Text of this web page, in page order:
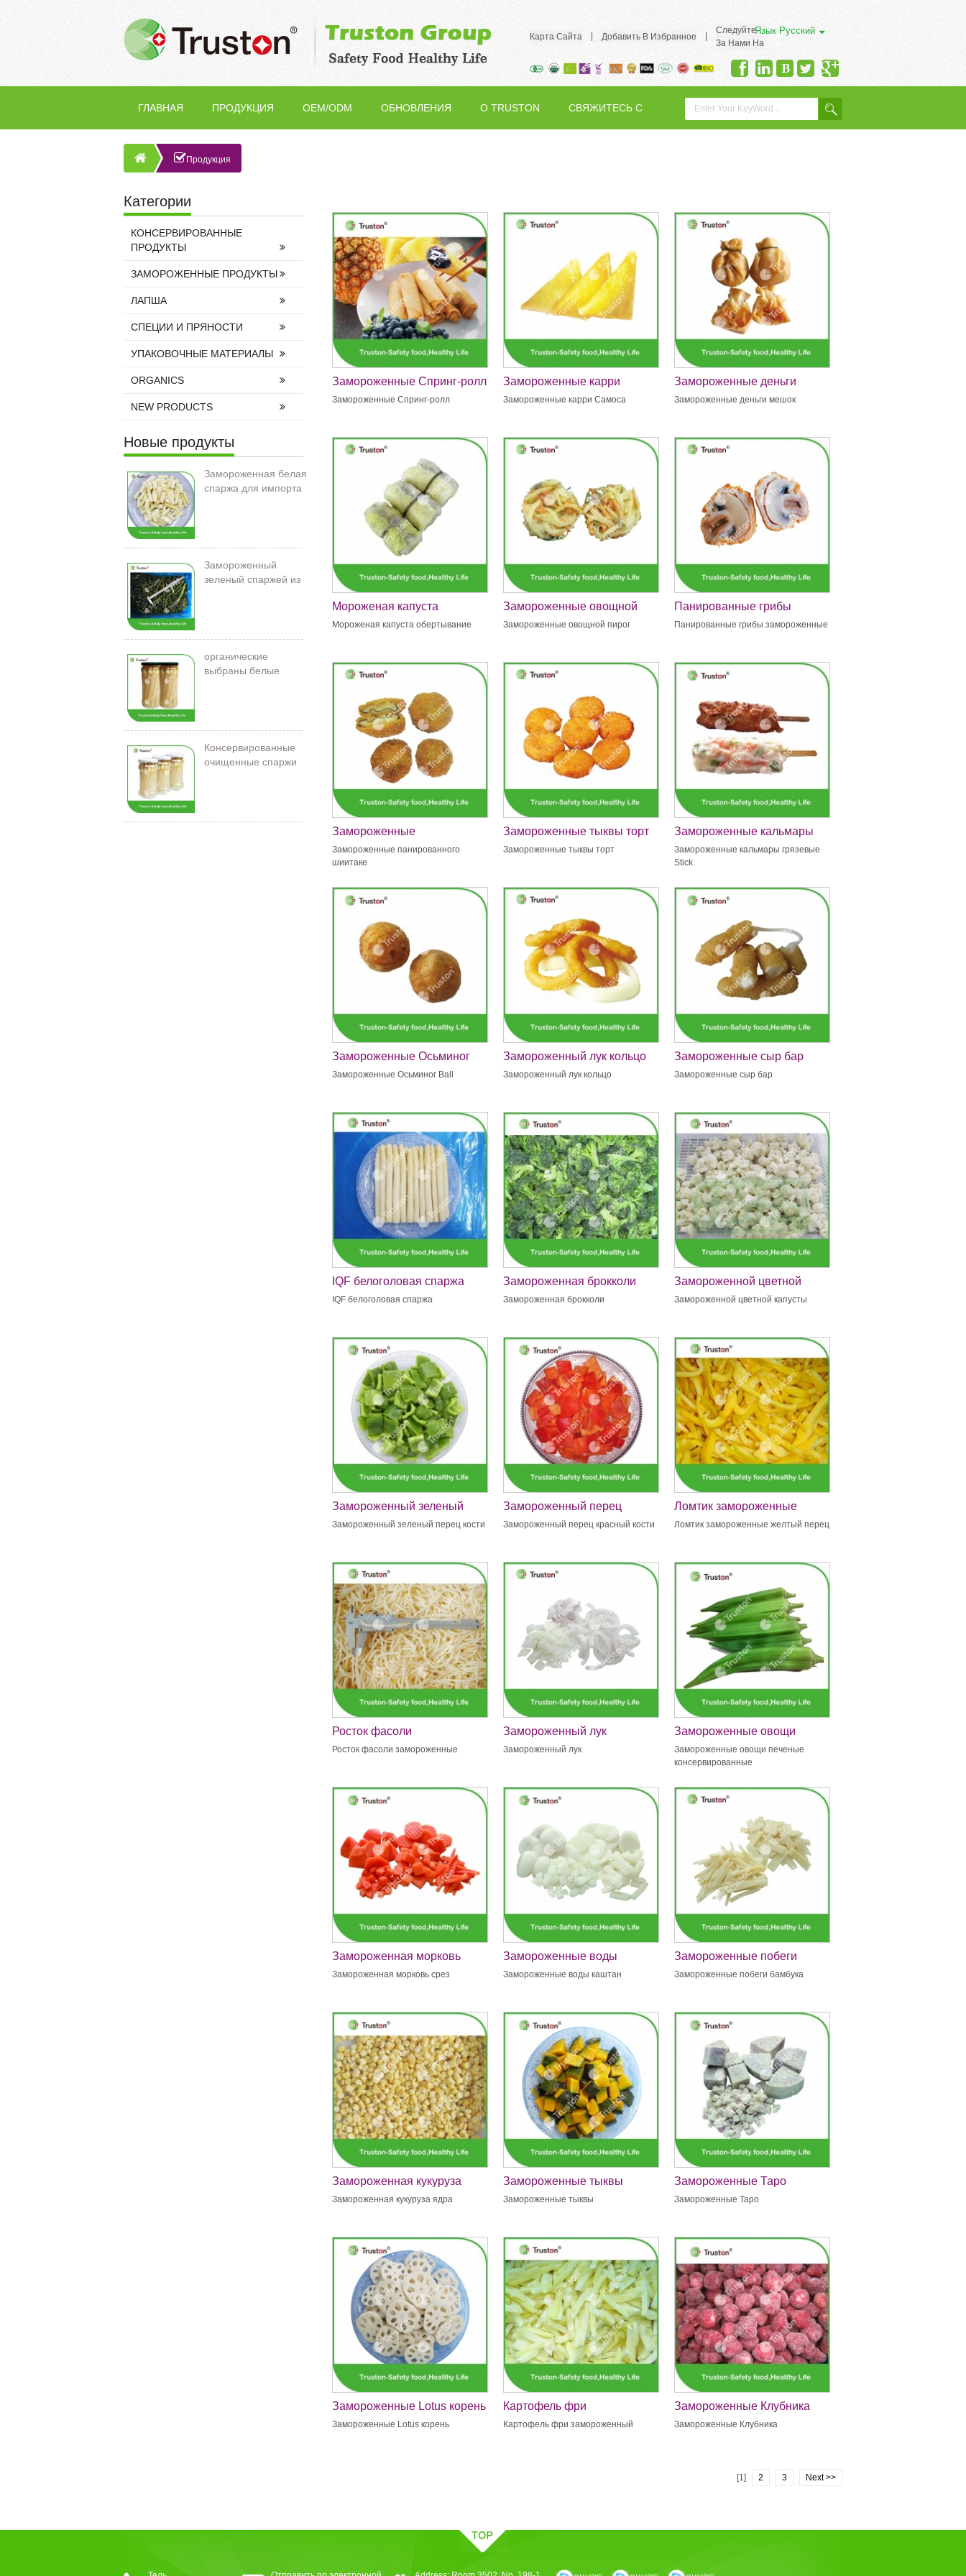
Карта Сайта Добавить В Избранное
Следуйте
За Нами На
Язык Русский
ГЛАВНАЯ ПРОДУКЦИЯ OEM/ODM ОБНОВЛЕНИЯ О TRUSTON СВЯЖИТЕСЬ С
Продукция
Категории
КОНСЕРВИРОВАННЫЕ
ПРОДУКТЫ
ЗАМОРОЖЕННЫЕ ПРОДУКТЫ
ЛАПША
СПЕЦИИ И ПРЯНОСТИ
УПАКОВОЧНЫЕ МАТЕРИАЛЫ
ORGANICS
NEW PRODUCTS
Новые продукты
Замороженная белая
спаржа для импорта
Замороженный
зеленый спаржей из
органические
выбраны белые
Консервированные
очищенные спаржи
Замороженные Спринг-ролл
Замороженные Спринг-ролл
Замороженные карри
Самоса
Замороженные карри Самоса
Замороженные деньги
мешок
Замороженные деньги мешок
Мороженая капуста
обертывание
Мороженая капуста обертывание
Замороженные овощной
пирог
Замороженные овощной пирог
Панированные грибы
замороженные
Панированные грибы замороженные
Замороженные
панированного шиитаке
Замороженные панированного
шиитаке
Замороженные тыквы торт
Замороженные тыквы торт
Замороженные кальмары
грязевые Stick
Замороженные кальмары грязевые
Stick
Замороженные Осьминог
Ball
Замороженные Осьминог Ball
Замороженный лук кольцо
Замороженный лук кольцо
Замороженные сыр бар
Замороженные сыр бар
IQF белоголовая спаржа
IQF белоголовая спаржа
Замороженная брокколи
Замороженная брокколи
Замороженной цветной
капусты
Замороженной цветной капусты
Замороженный зеленый
перец кости
Замороженный зеленый перец кости
Замороженный перец
красный кости
Замороженный перец красный кости
Ломтик замороженные
желтый перец
Ломтик замороженные желтый перец
Росток фасоли
замороженные
Росток фасоли замороженные
Замороженный лук
Замороженный лук
Замороженные овощи
печеные консервированные
Замороженные овощи печеные
консервированные
Замороженная морковь
срез
Замороженная морковь срез
Замороженные воды
каштан
Замороженные воды каштан
Замороженные побеги
бамбука
Замороженные побеги бамбука
Замороженная кукуруза
ядра
Замороженная кукуруза ядра
Замороженные тыквы
Замороженные тыквы
Замороженные Таро
Замороженные Таро
Замороженные Lotus корень
Замороженные Lotus корень
Картофель фри
замороженный
Картофель фри замороженный
Замороженные Клубника
Замороженные Клубника
[1] 2 3 Next >>